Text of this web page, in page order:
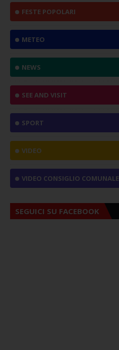
FESTE POPOLARI
METEO
NEWS
SEE AND VISIT
SPORT
VIDEO
VIDEO CONSIGLIO COMUNALE
SEGUICI SU FACEBOOK